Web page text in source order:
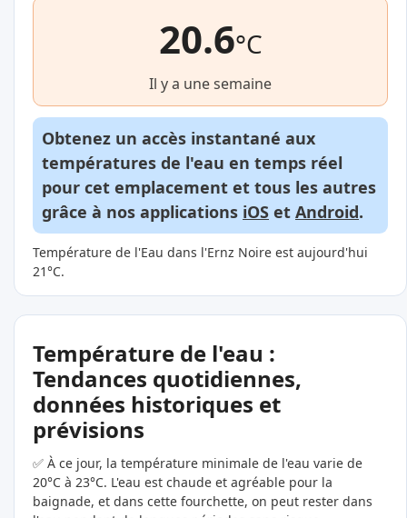
20.6°C
Il y a une semaine
Obtenez un accès instantané aux
températures de l'eau en temps réel
pour cet emplacement et tous les autres
grâce à nos applications iOS et Android.
Température de l'Eau dans l'Ernz Noire est aujourd'hui
21°C.
Température de l'eau :
Tendances quotidiennes,
données historiques et
prévisions
✅ À ce jour, la température minimale de l'eau varie de
20°C à 23°C. L'eau est chaude et agréable pour la
baignade, et dans cette fourchette, on peut rester dans